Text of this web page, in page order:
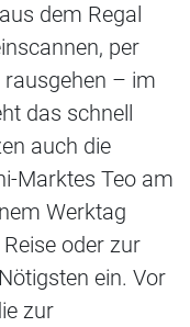
dem Regal
per
rausgehen – im
das schnell
auch die
Marktes Teo am
Werktag
oder zur
ein. Vor
zur